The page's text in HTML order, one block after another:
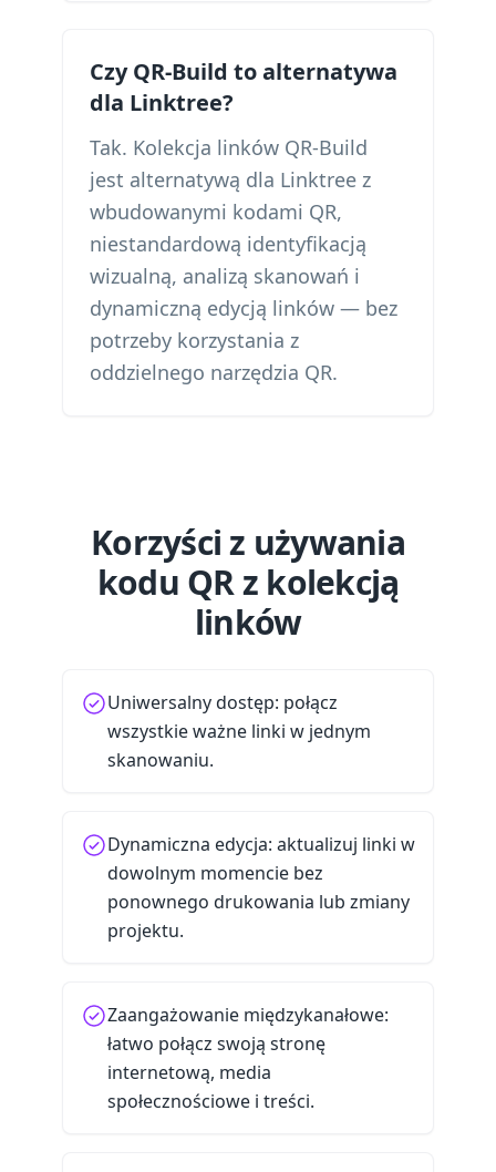
Czy QR-Build to alternatywa
dla Linktree?
Tak. Kolekcja linków QR-Build
jest alternatywą dla Linktree z
wbudowanymi kodami QR,
niestandardową identyfikacją
wizualną, analizą skanowań i
dynamiczną edycją linków — bez
potrzeby korzystania z
oddzielnego narzędzia QR.
Korzyści z używania
kodu QR z kolekcją
linków
Uniwersalny dostęp: połącz
wszystkie ważne linki w jednym
skanowaniu.
Dynamiczna edycja: aktualizuj linki w
dowolnym momencie bez
ponownego drukowania lub zmiany
projektu.
Zaangażowanie międzykanałowe:
łatwo połącz swoją stronę
internetową, media
społecznościowe i treści.